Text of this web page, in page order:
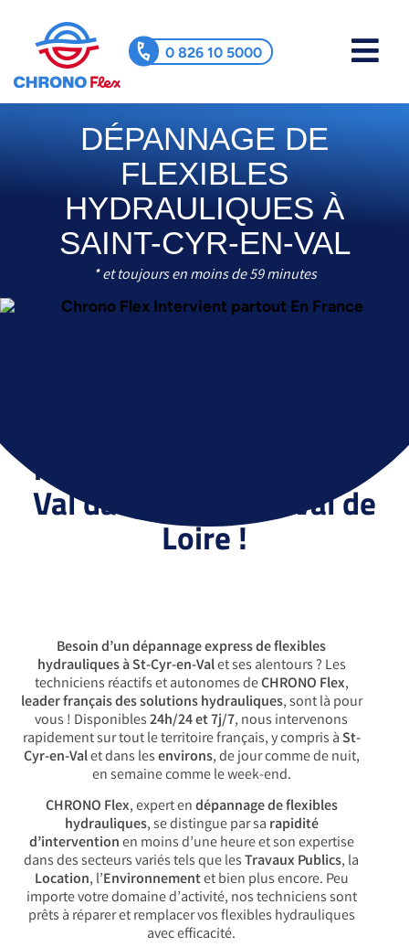
0 826 10 5000
DÉPANNAGE DE
FLEXIBLES
HYDRAULIQUES À
SAINT-CYR-EN-VAL
* et toujours en moins de 59 minutes
hydraulique à St-Cyr-en-
Val dans le Centre-Val de
Loire !
Besoin d’un dépannage express de flexibles
hydrauliques à St-Cyr-en-Valet ses alentours ? Les
techniciens réactifs et autonomes deCHRONO Flex,
leader français des solutions hydrauliques, sont là pour
vous ! Disponibles24h/24 et 7j/7, nous intervenons
rapidement sur tout le territoire français, y compris àSt-
Cyr-en-Valet dans lesenvirons, de jour comme de nuit,
en semaine comme le week-end.
CHRONO Flex, expert endépannage de flexibles
hydrauliques, se distingue par sa rapidité
d’interventionen moins d’une heure et son expertise
dans des secteurs variés tels que lesTravaux Publics, la
Location, l’Environnementet bien plus encore. Peu
importe votre domaine d’activité, nos techniciens sont
prêts à réparer et remplacer vos flexibles hydrauliques
avec efficacité.